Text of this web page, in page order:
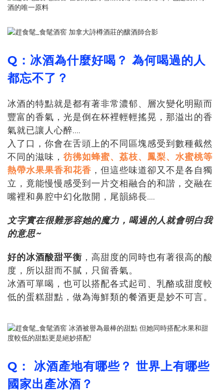
Q：冰酒為什麼好喝 ？ 為何喝過的人
都忘不了？
冰酒的特點就是都有著非常濃郁、層次變化明顯而
豐富的香氣，光是倒在杯裡輕輕搖晃，那溢出的香
氣就已讓人心醉....
入了口，你會在舌頭上的不同區塊感受到數種截然
不同的滋味， 彷彿如蜂蜜、荔枝、鳳梨、水蜜桃等
熱帶水果果香和花香 ，但這些味道卻又不是各自獨
立，竟能慢慢感受到一片交相融合的和諧，交融在
嘴裡和鼻腔中幻化散開，尾韻綿長....
文字實在很難形容她的魔力，喝過的人就會明白我
的意思~
好的冰酒酸甜平衡 ，高甜度的同時也有著很高的酸
度，所以甜而不膩，只留香氣。
冰酒可單喝，也可以搭配各式起司、乳酪或甜度較
低的蛋糕甜點，做為海鮮類的餐酒更是妙不可言。
Q： 冰酒產地有哪些？ 世界上有哪些
國家出產冰酒 ？